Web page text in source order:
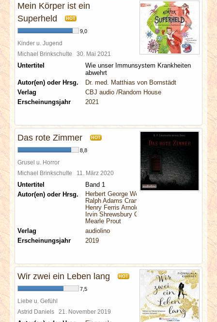
Mein Körper ist ein
Superheld
HOT
9,0
Kinder u. Jugend
Michael Brinkschulte 30. Mai 2021
Untertitel
Wie unser Immunsystem Krankheiten
abwehrt
Autor(en) oder Hrsg.
Dr. med. Matthias von Bornstädt
Verlag
CBJ audio /Random House
Erscheinungsjahr
2021
Das rote Zimmer HOT
8,8
Grusel u. Horror
Michael Brinkschulte 11. März 2020
Untertitel
Band 1
Autor(en) oder Hrsg.
Herbert George Wells
Ralph Adams Cram
Henry Ferris Arnold
Irvin Shrewsbury Cobb
Mearle Prout
Verlag
audiolino
Erscheinungsjahr
2019
Wir zwei ein Leben lang HOT
7,5
Liebe u. Gefühl
Astrid Daniels 21. November 2019